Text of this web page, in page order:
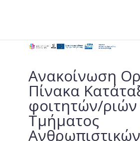
Ανακοίνωση
Πίνακα
φοιτητών/
Τμήματος
Ανθρωπιστικών